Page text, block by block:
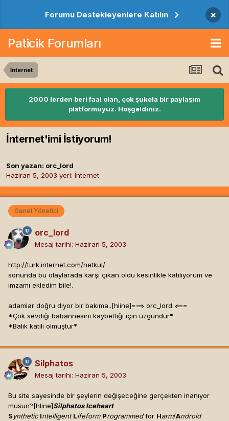
Forumu Destekleyenlere Katılın ×
Paticik Forumları
İnternet
2000 lerden beri faal olan, çok şukela bir paylaşım
platformuyuz. Hoşgeldiniz.
İnternet'imi İstiyorum!
Son yazan: orc_lord
Haziran 5, 2003 yeri: İnternet
Genel Yönetici
orc_lord
Mesaj tarihi: Haziran 5, 2003
http://turk.internet.com/netkul/
sonunda bu olaylarada karşı çıkan oldu kesinlikle katılıyorum ve
imzamı ekledim bile!.
adamlar doğru diyor bir bakıma..[hline]===> orc_lord <===
*Çok sevdiği babannesini kaybettiği için üzgündür*
*Balık katili olmuştur*
Silphatos
Mesaj tarihi: Haziran 5, 2003
Bu site sayesinde bir şeylerin değişeceğine gerçekten inanıyor
musun?[hline]Silphatos Iceheart
Synthetic Intelligent Lifeform Programmedfor Harm/Android